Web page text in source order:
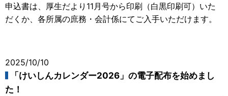
申込書は、厚生だより11月号から印刷（白黒印刷可）いた
だくか、各所属の庶務・会計係にてご入手いただけます。
2025/10/10
「けいしんカレンダー2026」の電子配布を始めまし
た！